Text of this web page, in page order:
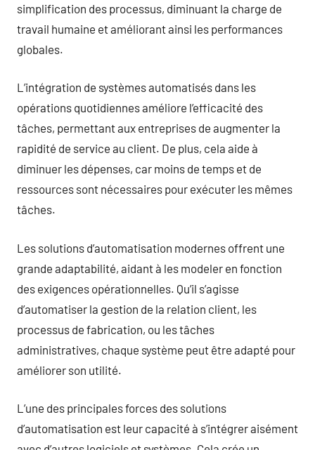
simplification des processus, diminuant la charge de
travail humaine et améliorant ainsi les performances
globales.
L’intégration de systèmes automatisés dans les
opérations quotidiennes améliore l’efficacité des
tâches, permettant aux entreprises de augmenter la
rapidité de service au client. De plus, cela aide à
diminuer les dépenses, car moins de temps et de
ressources sont nécessaires pour exécuter les mêmes
tâches.
Les solutions d’automatisation modernes offrent une
grande adaptabilité, aidant à les modeler en fonction
des exigences opérationnelles. Qu’il s’agisse
d’automatiser la gestion de la relation client, les
processus de fabrication, ou les tâches
administratives, chaque système peut être adapté pour
améliorer son utilité.
L’une des principales forces des solutions
d’automatisation est leur capacité à s’intégrer aisément